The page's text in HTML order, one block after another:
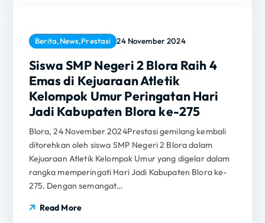
Berita,News,Prestasi 24 November 2024
Siswa SMP Negeri 2 Blora Raih 4
Emas di Kejuaraan Atletik
Kelompok Umur Peringatan Hari
Jadi Kabupaten Blora ke-275
Blora, 24 November 2024Prestasi gemilang kembali
ditorehkan oleh siswa SMP Negeri 2 Blora dalam
Kejuaraan Atletik Kelompok Umur yang digelar dalam
rangka memperingati Hari Jadi Kabupaten Blora ke-
275. Dengan semangat…
Read More